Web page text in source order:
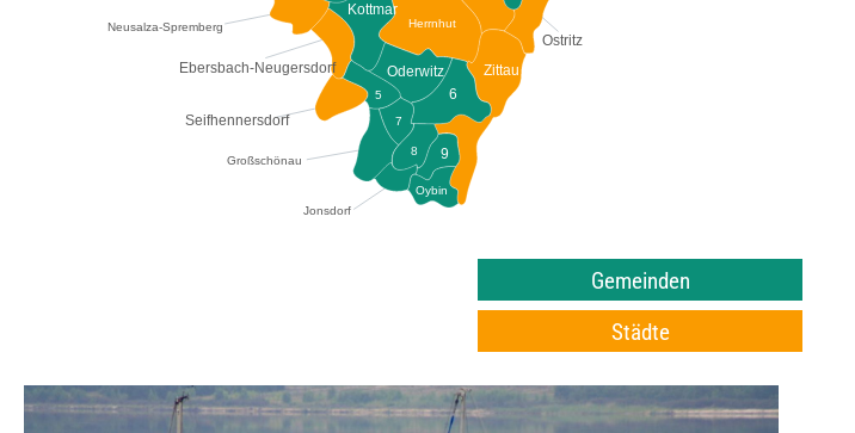
Ebersbach-Neugersdorf
Herrnhut
Neusalza-Spremberg
Ostritz
Seifhennersdorf
Zittau
Großschönau
Jonsdorf
Kottmar
Oderwitz
Oybin
5 6
7
8 9
Gemeinden
Städte